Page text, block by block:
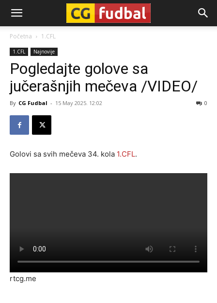
CG-
Fudbal
Početna 1.CFL
1.CFL Najnovije
Pogledajte golove sa
jučerašnjih mečeva /VIDEO/
By CG Fudbal - 15 May 2025. 12:02 0
Golovi sa svih mečeva 34. kola 1.CFL.
rtcg.me